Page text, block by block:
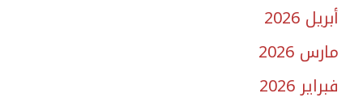
أبريل 2026
مارس 2026
فبراير 2026